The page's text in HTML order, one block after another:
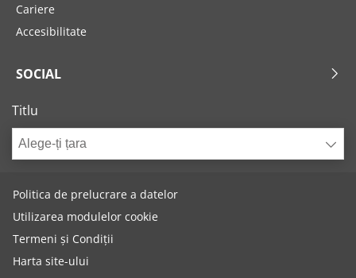
Cariere
Accesibilitate
SOCIAL
Titlu
Alege-ți țara
Politica de prelucrare a datelor
Utilizarea modulelor cookie
Termeni și Condiții
Harta site-ului